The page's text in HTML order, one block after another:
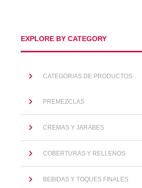
EXPLORE BY CATEGORY
CATEGORIAS DE PRODUCTOS
PREMEZCLAS
CREMAS Y JARABES
COBERTURAS Y RELLENOS
BEBIDAS Y TOQUES FINALES